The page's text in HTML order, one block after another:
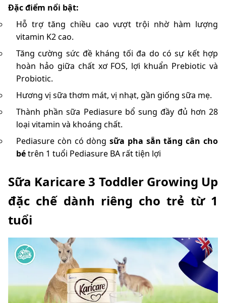
Đặc điểm nổi bật:
Hỗ trợ tăng chiều cao vượt trội nhờ hàm lượng
vitamin K2 cao.
Tăng cường sức đề kháng tối đa do có sự kết hợp
hoàn hảo giữa chất xơ FOS, lợi khuẩn Prebiotic và
Probiotic.
Hương vị sữa thơm mát, vị nhạt, gần giống sữa mẹ.
Thành phần sữa Pediasure bổ sung đầy đủ hơn 28
loại vitamin và khoáng chất.
Pediasure còn có dòngsữa pha sẵn tăng cân cho
bétrên 1 tuổi Pediasure BA rất tiện lợi
Sữa Karicare 3 Toddler Growing Up
đặc chế dành riêng cho trẻ từ 1
tuổi